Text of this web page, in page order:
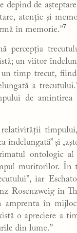
de
atenţie şi
în memorie.”7
percepția
un viitor
timp trecut,
a
de amintirea
și
ontologic
muritorilor. În
iar
Rosenzweig în
amprenta în
o apreciere a
din lume.”